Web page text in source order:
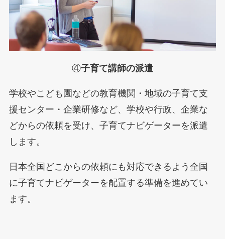
④子育て講師の派遣
学校やこども園などの教育機関・地域の子育て支
援センター・企業研修など、学校や行政、企業な
どからの依頼を受け、子育てナビゲーターを派遣
します。
日本全国どこからの依頼にも対応できるよう全国
に子育てナビゲーターを配置する準備を進めてい
ます。